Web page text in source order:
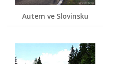
Autem ve Slovinsku